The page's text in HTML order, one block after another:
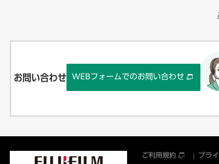
お問い合わせ WEBフォームでのお問い合わせ
ご利用規約 プラ